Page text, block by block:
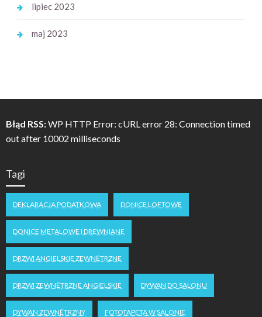
lipiec 2023
maj 2023
Błąd RSS:WP HTTP Error: cURL error 28: Connection timed
out after 10002 milliseconds
Tagi
DEKLARACJA PODATKOWA DONICE LOFTOWE
DONICE METALOWE I DREWNIANE
DRZWI ANGIELSKIE ZEWNĘTRZNE
DRZWI ZEWNĘTRZNE ANGIELSKIE DYWAN DO SALONU
DYWAN ZEWNĘTRZNY FOTOTAPETA W SALONIE